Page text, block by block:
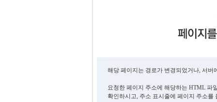
해당 페이지는 경로가 변경되었거나, 서
요청한 페이지 주소에 해당하는 HTML 파
확인하시고, 주소 표시줄에 페이지 주소